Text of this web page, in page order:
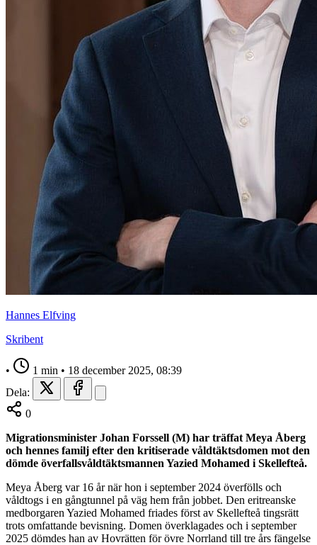
Hannes Elfving
Skribent
• 1 min • 18 december 2025, 08:39
Dela:
0
Migrationsminister Johan Forssell (M) har träffat Meya Åberg
och hennes familj efter den kritiserade våldtäktsdomen mot den
dömde överfallsvåldtäktsmannen Yazied Mohamed i Skellefteå.
Meya Åberg var 16 år när hon i september 2024 överfölls och
våldtogs i en gångtunnel på väg hem från jobbet. Den eritreanske
medborgaren Yazied Mohamed friades först av Skellefteå tingsrätt
trots omfattande bevisning. Domen överklagades och i september
2025 dömdes han av Hovrätten för övre Norrland till tre års fängelse